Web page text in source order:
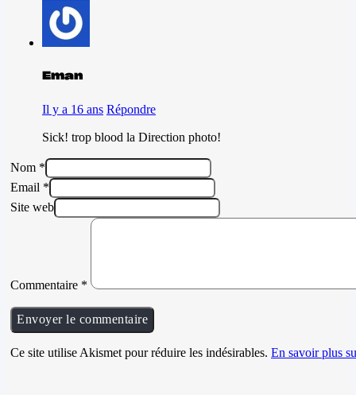
Eman
Il y a 16 ans Répondre
Sick! trop blood la Direction photo!
Nom *
Email *
Site web
Commentaire *
Ce site utilise Akismet pour réduire les indésirables. En savoir plus